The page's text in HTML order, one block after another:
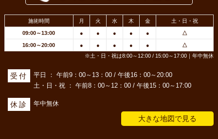
施術時間 月 火 水 木 金 土・日・祝
09:00～13:00 ● ● ● ● ● △
16:00～20:00 ● ● ● ● ●
△
※土・日・祝は8:00～12:00 / 15:00～17:00｜年中無休
受付
平日 ： 午前9：00～13：00 / 午後16：00～20:00
土・日・祝 ： 午前8：00～12：00 / 午後15：00～17:00
休診 年中無休
大きな地図で見る